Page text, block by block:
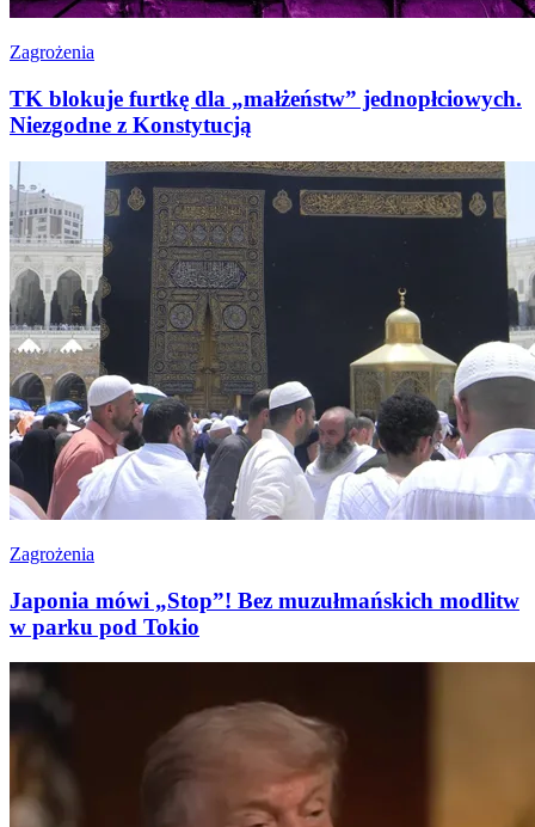
Zagrożenia
TK blokuje furtkę dla „małżeństw” jednopłciowych.
Niezgodne z Konstytucją
Zagrożenia
Japonia mówi „Stop”! Bez muzułmańskich modlitw
w parku pod Tokio